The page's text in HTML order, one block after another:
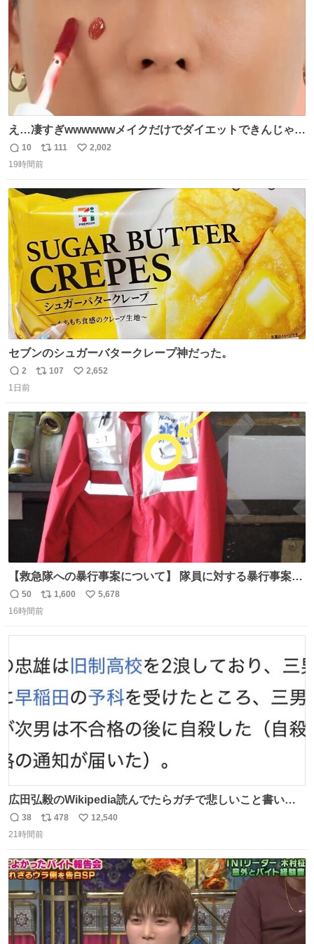
え…凄すぎwwwwwwメイクだけでダイエットできんじゃん
😭
返
信
10
リ
ポ
ト
数
111
い
数
2,002
19時間前
セブンのシュガーバタークレープ神だった。
返
信
2
リ
ト
数
107
い
数
2,652
1日前
【救急隊への暴行事案について】 隊員に対する暴行事案
が、令和7年度の6件に対し、令和8年度は現在既に4件発生
しています。 特に、この4日間で救急隊員に対する暴行事
応していきます。
返
信
50
リ
ポ
数
1,600
い
5,678
16時間前
広田弘毅のWikipedia読んでたらガチで悲しいこと書いて
あって辛い
返
信
38
リ
ポ
ト
数
478
い
数
12,540
21時間前